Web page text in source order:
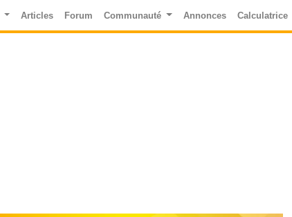
Articles Forum Communauté Annonces Calculatrice